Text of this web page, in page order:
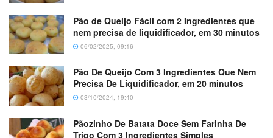
Pão de Queijo Fácil com 2 Ingredientes que
nem precisa de liquidificador, em 30 minutos
06/02/2025, 09:16
Pão De Queijo Com 3 Ingredientes Que Nem
Precisa De Liquidificador, em 20 minutos
03/10/2024, 19:40
Pãozinho De Batata Doce Sem Farinha De
Trigo Com 3 Ingredientes Simples